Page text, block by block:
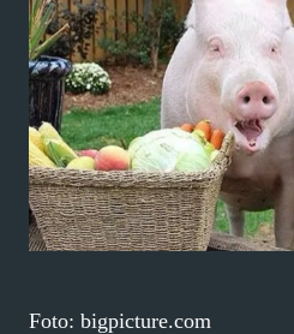
Foto: bigpicture.com